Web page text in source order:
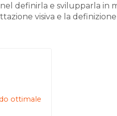
definirla e svilupparla in
visiva e la definizione
ottimale